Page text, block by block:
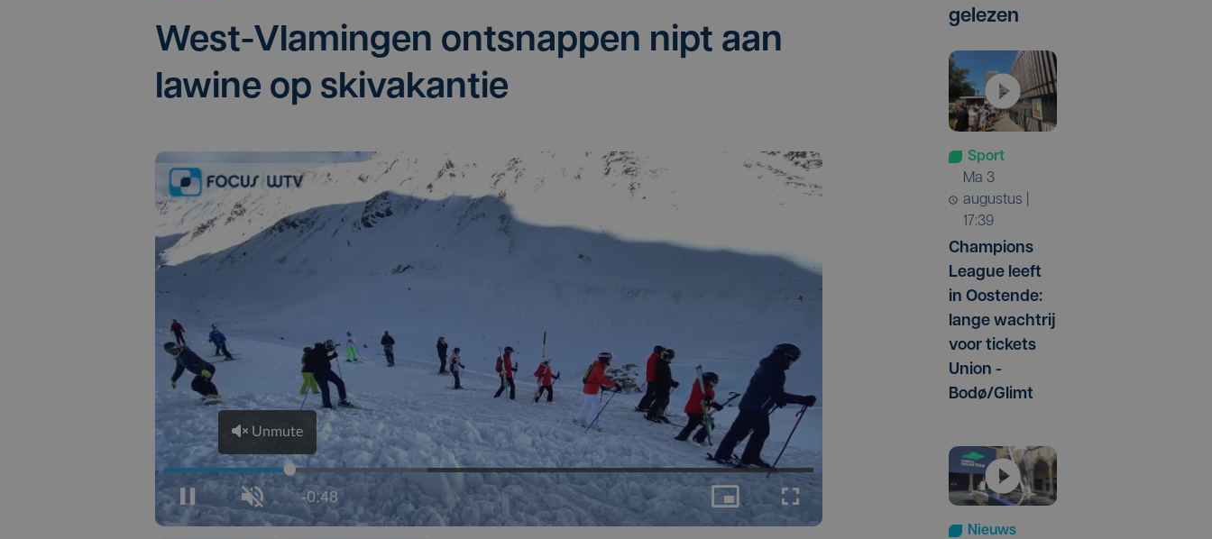
West-Vla­min­gen ont­snap­pen nipt aan
lawi­ne op skivakantie
gelezen
Sport
ma 3
augustus |
17:39
Champions
League leeft
in Oostende:
lange wachtrij
voor tickets
Union -
Bodø/Glimt
Nieuws